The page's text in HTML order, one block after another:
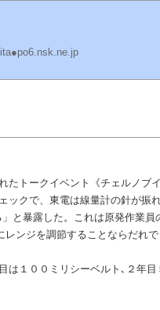
トークイベント《チェルノブ
ックで、東電は線量計の針が振
と暴露した。これは原発作業員
ジを調節することならだれで
１００ミリシーベルト､２年目